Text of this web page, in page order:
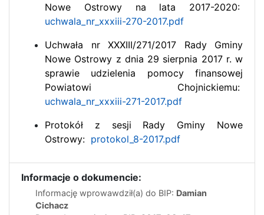
Nowe Ostrowy na lata 2017-2020:
uchwala_nr_xxxiii-270-2017.pdf
Uchwała nr XXXIII/271/2017 Rady Gminy
Nowe Ostrowy z dnia 29 sierpnia 2017 r. w
sprawie udzielenia pomocy finansowej
Powiatowi Chojnickiemu:
uchwala_nr_xxxiii-271-2017.pdf
Protokół z sesji Rady Gminy Nowe
Ostrowy: protokol_8-2017.pdf
Informacje o dokumencie:
Informację wprowawdził(a) do BIP: Damian
Cichacz